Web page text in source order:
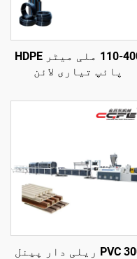
110-400 ملی میٹر HDPE
پائپ تیاری لائن
300 PVC ریلی دار پینل